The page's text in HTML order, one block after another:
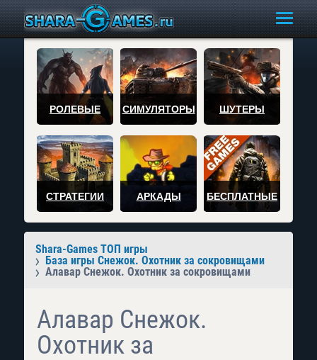
РОЛЕВЫЕ СИМУЛЯТОРЫ ШУТЕРЫ
СТРАТЕГИИ АРКАДЫ БЕСПЛАТНЫЕ
Shara-Games ТОП игры
База игры Снежок. Охотник за сокровищами
Алавар Снежок. Охотник за сокровищами
Алавар Снежок.
Охотник за